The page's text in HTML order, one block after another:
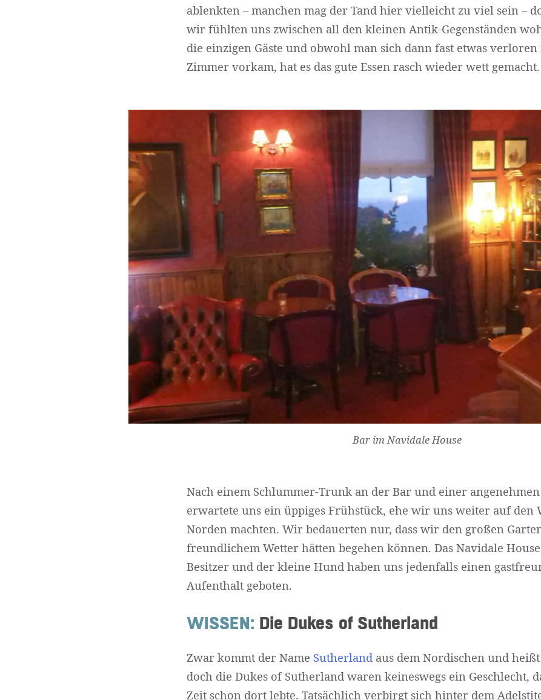
ablenkten – manchen mag der Tand hier vielleicht zu viel sein –
wir fühlten uns zwischen all den kleinen Antik-Gegenständen
die einzigen Gäste und obwohl man sich dann fast etwas
Zimmer vorkam, hat es das gute Essen rasch wieder wett gemacht.
Bar im Navidale House
Nach einem Schlummer-Trunk an der Bar und einer
erwartete uns ein üppiges Frühstück, ehe wir uns weiter auf den
Norden machten. Wir bedauerten nur, dass wir den großen
freundlichem Wetter hätten begehen können. Das Navidale
Besitzer und der kleine Hund haben uns jedenfalls einen
Aufenthalt geboten.
WISSEN: Die Dukes of Sutherland
Zwar kommt der Name Sutherland aus dem Nordischen und heißt
doch die Dukes of Sutherland waren keineswegs ein Geschlecht,
Zeit schon dort lebte. Tatsächlich verbirgt sich hinter dem